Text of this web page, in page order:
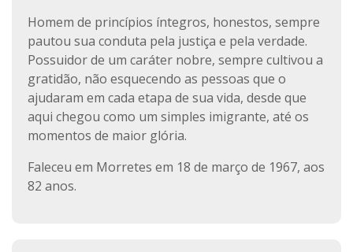
Homem de princípios íntegros, honestos, sempre
pautou sua conduta pela justiça e pela verdade.
Possuidor de um caráter nobre, sempre cultivou a
gratidão, não esquecendo as pessoas que o
ajudaram em cada etapa de sua vida, desde que
aqui chegou como um simples imigrante, até os
momentos de maior glória.
Faleceu em Morretes em 18 de março de 1967, aos
82 anos.